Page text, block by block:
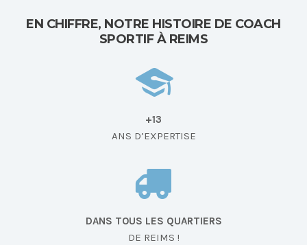
EN CHIFFRE, NOTRE HISTOIRE DE COACH
SPORTIF À REIMS
+13
ANS D’EXPERTISE
DANS TOUS LES QUARTIERS
DE REIMS !